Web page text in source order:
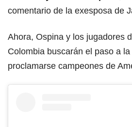
comentario de la exesposa de
Ahora, Ospina y los jugadores
Colombia buscarán el paso a
proclamarse campeones de